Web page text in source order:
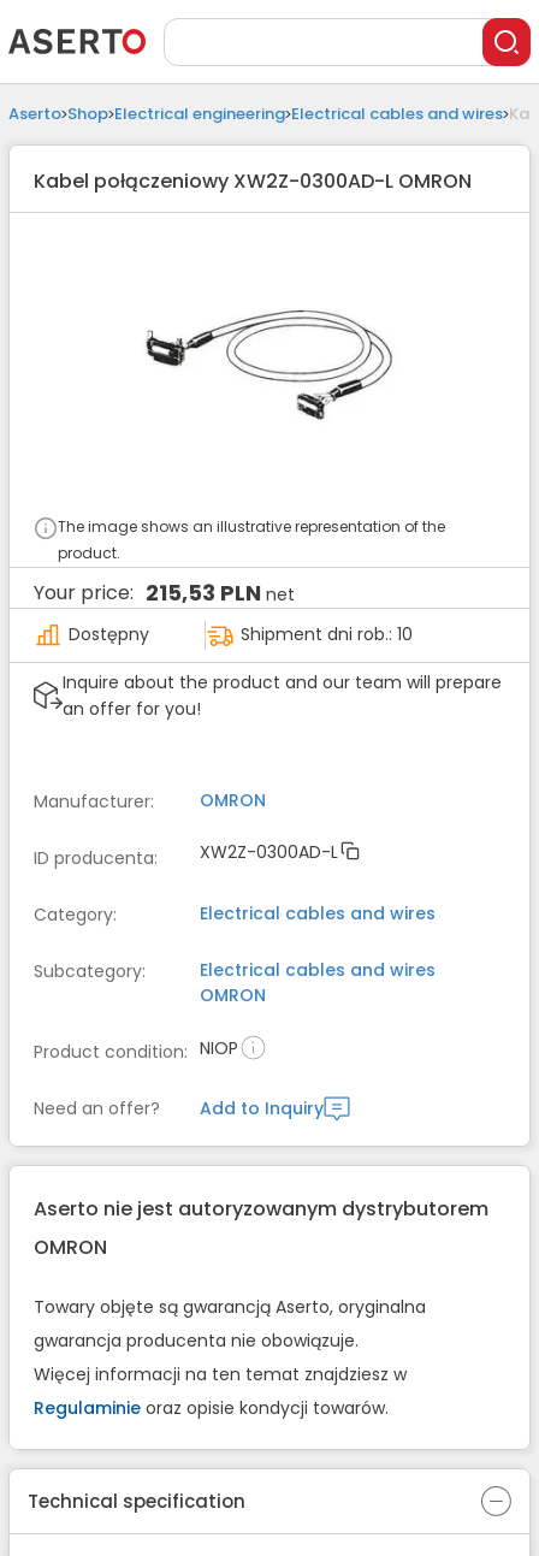
Aserto Shop Electrical engineering Electrical cables and wires
Kabel połączeniowy XW2Z-0300AD-L OMRON
The image shows an illustrative representation of the
product.
Your price: 215,53 PLN net
Dostępny
Shipment dni rob.: 10
Inquire about the product and our team will prepare
an offer for you!
Manufacturer: OMRON
ID producenta: XW2Z-0300AD-L
Category: Electrical cables and wires
Subcategory:
Electrical cables and wires
OMRON
Product condition: NIOP
Need an offer? Add to Inquiry
Aserto nie jest autoryzowanym dystrybutorem
OMRON
Towary objęte są gwarancją Aserto, oryginalna
gwarancja producenta nie obowiązuje.
Więcej informacji na ten temat znajdziesz w
Regulaminie oraz opisie kondycji towarów.
Technical specification